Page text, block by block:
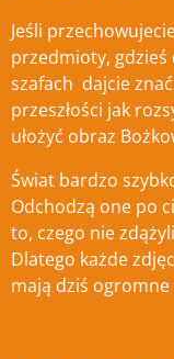
Jeśli
przedmioty,
szafach dajcie
przeszłości jak
ułożyć obraz
Świat bardzo
Odchodzą one po
to, czego nie
Dlatego każde
mają dziś ogromne